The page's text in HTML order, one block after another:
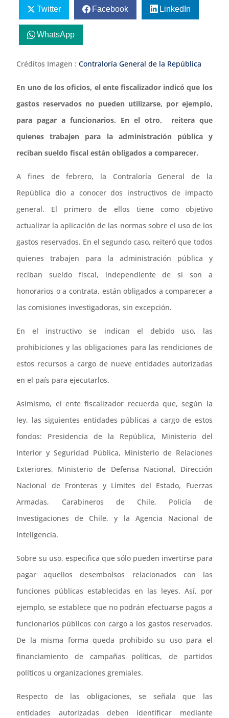
Twitter Facebook LinkedIn
WhatsApp
Créditos Imagen :Contraloría General de la República
En uno de los oficios, el ente fiscalizador indicó que los
gastos reservados no pueden utilizarse, por ejemplo,
para pagar a funcionarios. En el otro, reitera que
quienes trabajen para la administración pública y
reciban sueldo fiscal están obligados a comparecer.
A fines de febrero, la Contraloría General de la
República dio a conocer dos instructivos de impacto
general. El primero de ellos tiene como objetivo
actualizar la aplicación de las normas sobre el uso de los
gastos reservados. En el segundo caso, reiteró que todos
quienes trabajen para la administración pública y
reciban sueldo fiscal, independiente de si son a
honorarios o a contrata, están obligados a comparecer a
las comisiones investigadoras, sin excepción.
En el instructivo se indican el debido uso, las
prohibiciones y las obligaciones para las rendiciones de
estos recursos a cargo de nueve entidades autorizadas
en el país para ejecutarlos.
Asimismo, el ente fiscalizador recuerda que, según la
ley, las siguientes entidades públicas a cargo de estos
fondos: Presidencia de la República, Ministerio del
Interior y Seguridad Pública, Ministerio de Relaciones
Exteriores, Ministerio de Defensa Nacional, Dirección
Nacional de Fronteras y Límites del Estado, Fuerzas
Armadas, Carabineros de Chile, Policía de
Investigaciones de Chile, y la Agencia Nacional de
Inteligencia.
Sobre su uso, especifica que sólo pueden invertirse para
pagar aquellos desembolsos relacionados con las
funciones públicas establecidas en las leyes. Así, por
ejemplo, se establece que no podrán efectuarse pagos a
funcionarios públicos con cargo a los gastos reservados.
De la misma forma queda prohibido su uso para el
financiamiento de campañas políticas, de partidos
políticos u organizaciones gremiales.
Respecto de las obligaciones, se señala que las
entidades autorizadas deben identificar mediante